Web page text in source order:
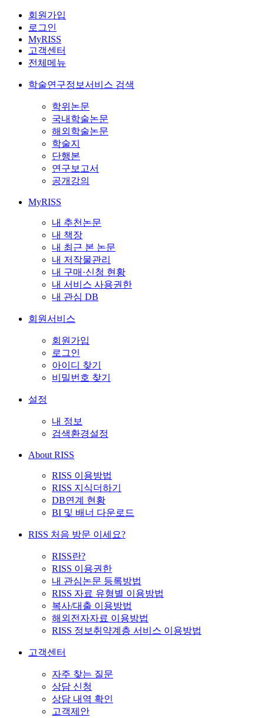
회원가입
로그인
MyRISS
고객센터
전체메뉴
학술연구정보서비스 검색
학위논문
국내학술논문
해외학술논문
학술지
단행본
연구보고서
공개강의
MyRISS
내 추천논문
내 책장
내 최근 본 논문
내 저작물관리
내 구매·신청 현황
내 서비스 사용권한
내 관심 DB
회원서비스
회원가입
로그인
아이디 찾기
비밀번호 찾기
설정
내 정보
검색환경설정
About RISS
RISS 이용방법
RISS 지식더하기
DB연계 현황
BI 및 배너 다운로드
RISS 처음 방문 이세요?
RISS란?
RISS 이용권한
내 관심논문 등록방법
RISS 자료 유형별 이용방법
복사/대출 이용방법
해외전자자료 이용방법
RISS 정보취약계층 서비스 이용방법
고객센터
자주 찾는 질문
상담 신청
상담 내역 확인
고객제안